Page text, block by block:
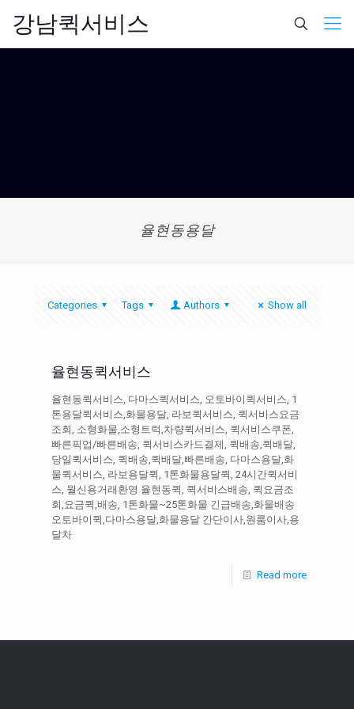
강남퀵서비스
율현동용달
Categories Tags Authors Show all
율현동퀵서비스
율현동퀵서비스, 다마스퀵서비스, 오토바이퀵서비스, 1
톤용달퀵서비스,화물용달, 라보퀵서비스, 퀵서비스요금
조회, 소형화물,소형트럭,차량퀵서비스, 퀵서비스쿠폰,
빠른픽업/빠른배송, 퀵서비스카드결제, 퀵배송,퀵배달,
당일퀵서비스, 퀵배송,퀵배달,빠른배송, 다마스용달,화
물퀵서비스, 라보용달퀵, 1톤화물용달퀵, 24시간퀵서비
스, 월신용거래환영 율현동퀵, 퀵서비스배송, 퀵요금조
회,요금퀵,배송, 1톤화물~25톤화물 긴급배송,화물배송
오토바이퀵,다마스용달,화물용달 간단이사,원룸이사,용
달차
Read more